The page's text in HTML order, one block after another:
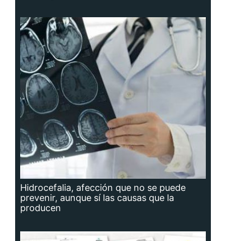
Hidrocefalia, afección que no se puede
prevenir, aunque sí las causas que la
producen